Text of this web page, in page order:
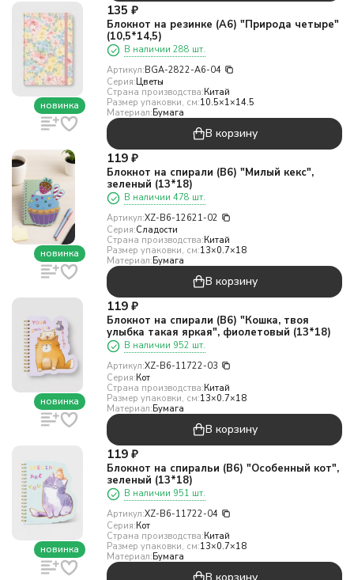
новинка
135 ₽
Блокнот на резинке (А6) "Природа четыре"
(10,5*14,5)
В наличии 288 шт.
Артикул:BGA-2822-A6-04
Серия:Цветы
Страна производства:Китай
Размер упаковки, см:10.5×1×14.5
Материал:Бумага
В корзину
новинка
119 ₽
Блокнот на спирали (B6) "Милый кекс",
зеленый (13*18)
В наличии 478 шт.
Артикул:XZ-B6-12621-02
Серия:Сладости
Страна производства:Китай
Размер упаковки, см:13×0.7×18
Материал:Бумага
В корзину
новинка
119 ₽
Блокнот на спирали (B6) "Кошка, твоя
улыбка такая яркая", фиолетовый (13*18)
В наличии 952 шт.
Артикул:XZ-B6-11722-03
Серия:Кот
Страна производства:Китай
Размер упаковки, см:13×0.7×18
Материал:Бумага
В корзину
новинка
119 ₽
Блокнот на спиральи (B6) "Особенный кот",
зеленый (13*18)
В наличии 951 шт.
Артикул:XZ-B6-11722-04
Серия:Кот
Страна производства:Китай
Размер упаковки, см:13×0.7×18
Материал:Бумага
В корзину